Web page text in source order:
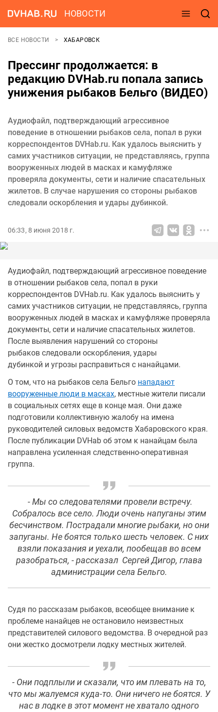
НОВОСТИ
ВСЕ НОВОСТИ ХАБАРОВСК
Прессинг продолжается: в
редакцию DVHab.ru попала запись
унижения рыбаков Бельго (ВИДЕО)
Аудиофайл, подтверждающий агрессивное
поведение в отношении рыбаков села, попал в руки
корреспондентов DVHab.ru. Как удалось выяснить у
самих участников ситуации, не представляясь, группа
вооруженных людей в масках и камуфляже
проверяла документы, сети и наличие спасательных
жилетов. В случае нарушения со стороны рыбаков
следовали оскорбления и удары дубинкой.
06:33, 8 июня 2018 г.
Аудиофайл, подтверждающий агрессивное поведение
в отношении рыбаков села, попал в руки
корреспондентов DVHab.ru. Как удалось выяснить у
самих участников ситуации, не представляясь, группа
вооруженных людей в масках и камуфляже проверяла
документы, сети и наличие спасательных жилетов.
После выявления нарушений со стороны
рыбаков следовали оскорбления, удары
дубинкой и угрозы расправиться с нанайцами.
О том, что на рыбаков села Бельго нападают
вооруженные люди в масках, местные жители писали
в социальных сетях еще в конце мая. Они даже
подготовили коллективную жалобу на имена
руководителей силовых ведомств Хабаровского края.
После публикации DVHab об этом к нанайцам была
направлена усиленная следственно-оперативная
группа.
- Мы со следователями провели встречу.
Собралось все село. Люди очень напуганы этим
бесчинством. Пострадали многие рыбаки, но они
запуганы. Не боятся только шесть человек. С них
взяли показания и уехали, пообещав во всем
разобраться, - рассказал Сергей Дигор, глава
администрации села Бельго.
Судя по рассказам рыбаков, всеобщее внимание к
проблеме нанайцев не остановило неизвестных
представителей силового ведомства. В очередной раз
они жестко досмотрели лодку местных жителей.
- Они подплыли и сказали, что им плевать на то,
что мы жалуемся куда-то. Они ничего не боятся. У
нас в лодке в этот момент не хватало одного